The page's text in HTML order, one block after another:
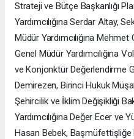
Strateji ve Bütçe Başkanlığı
Yardımcılığına Serdar Altay,
Müdür Yardımcılığına
Genel Müdür Yardımcılığına
ve Konjonktür Değerlendirme
Demirezen, Birinci Hukuk
Şehircilik ve İklim Değişikliği
Yardımcılığına Değer Ecer ve
Hasan Bebek, Başmüfettişliğe